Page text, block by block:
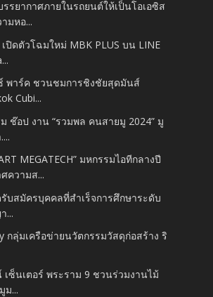
รรยากาศภายในรถยนต์ให้เป็นโอเอซิส
มหอ...
เปิดตัวโฉมใหม่ MBK PLUS บน LINE
พาร์ค ชวนชมการชิงชัยสุดมันส์
Cubi...
ช๊อป งาน “รวมพล คนสายมู 2024” มู
MEGATECH” มหกรรมไอทีกลางปี
ความส...
รับสมัครบุคคลที่สำเร็จการศึกษาระดับ
...
กลุ่มเครือข่ายนวัตกรรมวัสดุก่อสร้าง ริ
เซ็นเตอร์ พระราม 9 ชวนร่วมงานไม้
ม...